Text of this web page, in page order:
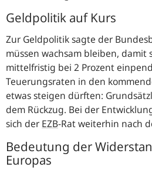
Geldpolitik auf Kurs
Zur Geldpolitik sagte der
müssen wachsam bleiben, damit
mittelfristig bei 2 Prozent
Teuerungsraten in den
etwas steigen dürften:
dem Rückzug. Bei der
sich der EZB-Rat weiterhin nach
Bedeutung der
Europas